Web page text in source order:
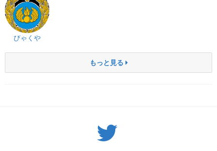
びゃくや
もっと見る